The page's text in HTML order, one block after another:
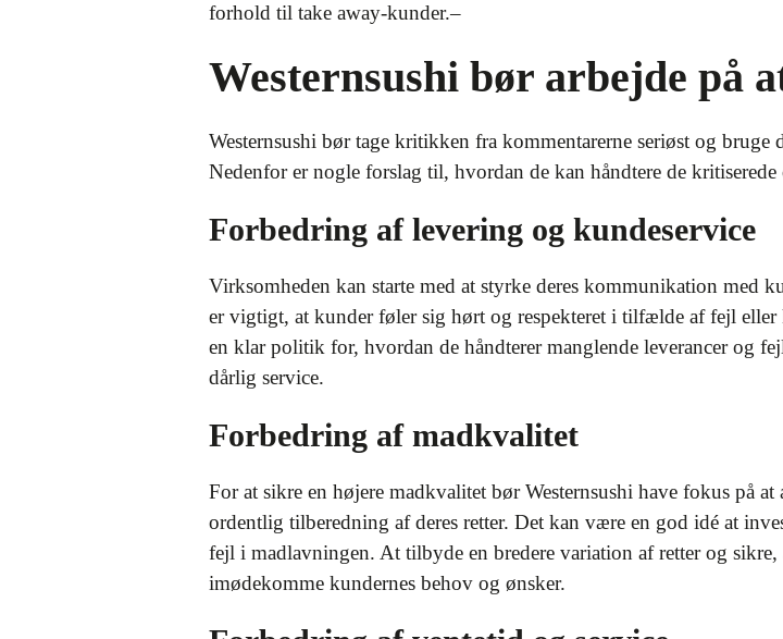
forhold til take away-kunder.–
Westernsushi bør arbejde på
Westernsushi bør tage kritikken fra kommentarerne seriøst og
Nedenfor er nogle forslag til, hvordan de kan håndtere de kritiserede
Forbedring af levering og kundeservice
Virksomheden kan starte med at styrke deres kommunikation med
er vigtigt, at kunder føler sig hørt og respekteret i tilfælde af fejl eller
en klar politik for, hvordan de håndterer manglende leverancer og
dårlig service.
Forbedring af madkvalitet
For at sikre en højere madkvalitet bør Westernsushi have fokus på
ordentlig tilberedning af deres retter. Det kan være en god idé at
fejl i madlavningen. At tilbyde en bredere variation af retter og sikre,
imødekomme kundernes behov og ønsker.